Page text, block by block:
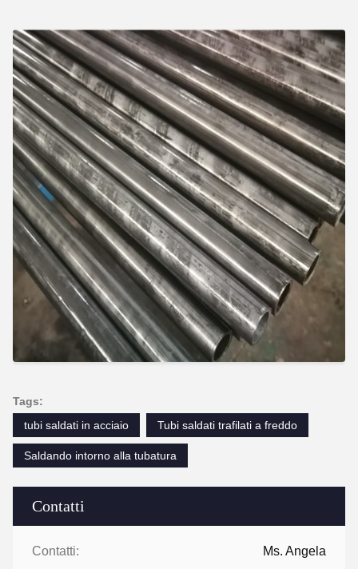
Contatti
Contatti: Ms. Angela
Tags:
tubi saldati in acciaio
Tubi saldati trafilati a freddo
Saldando intorno alla tubatura